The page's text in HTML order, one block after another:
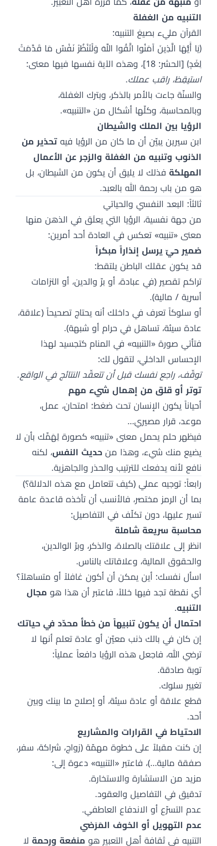
التنبيه من الغفلة
القرآن مليء بصيغ التنبيه:
﴿يَا أَيُّهَا الَّذِينَ آمَنُوا اتَّقُوا اللَّهَ وَلْتَنْظُرْ نَفْسٌ مَا قَدَّمَتْ
لِغَدٍ﴾ [الحشر: 18]، وهذه الآية نفسها فيها معنى:
استيقِظ، راقب عملك.
والسنّة جاءت بالأمر بالذكر، وبترك الغفلة،
وبالمحاسبة، وكلّها أشكال من «التنبيه».
الرؤيا بين الملك والشيطان
ابن سيرين يبيّن أن ما كان من الرؤيا فيهتحذير من
الذنوب وتنبيه من الغفلة والزجر عن الأعمال
المهلكة فذلك لا يليق أن يكون من الشيطان، بل
هو من باب رحمة الله بالعبد.
ثالثاً: البعد النفسي والحياتي
من جهة نفسية، الرؤيا التي يعلَق في الذهن منها
معنى «تنبيه» تعكس في العادة أحد أمرين:
ضمير حيّ يرسل إنذاراً مبكراً
قد يكون عقلك الباطن يلتقط:
تراكم تقصير (في عبادة، أو برّ والدين، أو التزامات
أسرية / مالية).
أو سلوكاً تعرف في داخلك أنه يحتاج تصحيحاً (علاقة،
عادة سيئة، تساهل في حرام أو شبهة).
فتأتي صورة «التنبيه» في المنام كتجسيد لهذا
الإحساس الداخلي، لتقول لك:
توقّف، راجع نفسك قبل أن تتعقّد النتائج في الواقع.
توتر أو قلق من إهمال شيء مهم
أحياناً يكون الإنسان تحت ضغط: امتحان، عمل،
موعد، قرار مصيري…
فيظهر حلم يحمل معنى «تنبيه» كصورة لِهَمِّك بأن لا
يضيع منك شيء، وهذا منحديث النفس، لكنه
نافع لأنه يدفعك للترتيب والحذر والجاهزية.
رابعاً: توجيه عملي (كيف تتعامل مع هذه الدلالة؟)
بما أن الرمز مختصر، فالأنسب أن تأخذه قاعدة عامة
تسير عليها، دون تكلّف في التفاصيل:
محاسبة سريعة شاملة
انظر إلى علاقتك بالصلاة، والذكر، وبرّ الوالدين،
والحقوق المالية، وعلاقاتك بالناس.
اسأل نفسك: أين يمكن أن أكون غافلاً أو متساهلاً؟
أي نقطة تجد فيها خللاً، فاعتبر أن هذا هو مجال
التنبيه.
احتمال أن يكون تنبيهاً من خطأ محدّد في حياتك
إن كان في بالك ذنب معيّن أو عادة تعلم أنها لا
ترضي الله، فاجعل هذه الرؤيا دافعاً عملياً:
توبة صادقة.
تغيير سلوك.
قطع علاقة أو عادة سيئة، أو إصلاح ما بينك وبين
أحد.
الاحتياط في القرارات والمشاريع
إن كنت مقبلاً على خطوة مهمّة (زواج، شراكة، سفر،
صفقة مالية…)، فاعتبر «التنبيه» دعوة إلى:
مزيد من الاستشارة والاستخارة.
تدقيق في التفاصيل والعقود.
عدم التسرّع أو الاندفاع العاطفي.
عدم التهويل أو الخوف المَرَضي
التنبيه في ثقافة أهل التعبير هو منفعة ورحمة لا